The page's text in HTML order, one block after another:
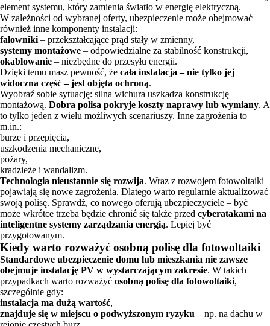
element systemu, który zamienia światło w energię elektryczną.
W zależności od wybranej oferty, ubezpieczenie może obejmować
również inne komponenty instalacji:
falowniki – przekształcające prąd stały w zmienny,
systemy montażowe – odpowiedzialne za stabilność konstrukcji,
okablowanie – niezbędne do przesyłu energii.
Dzięki temu masz pewność, że cała instalacja – nie tylko jej
widoczna część – jest objęta ochroną.
Wyobraź sobie sytuację: silna wichura uszkadza konstrukcję
montażową. Dobra polisa pokryje koszty naprawy lub wymiany. A
to tylko jeden z wielu możliwych scenariuszy. Inne zagrożenia to
m.in.:
burze i przepięcia,
uszkodzenia mechaniczne,
pożary,
kradzieże i wandalizm.
Technologia nieustannie się rozwija. Wraz z rozwojem fotowoltaiki
pojawiają się nowe zagrożenia. Dlatego warto regularnie aktualizować
swoją polisę. Sprawdź, co nowego oferują ubezpieczyciele – być
może wkrótce trzeba będzie chronić się także przed cyberatakami na
inteligentne systemy zarządzania energią. Lepiej być
przygotowanym.
Kiedy warto rozważyć osobną polisę dla fotowoltaiki
Standardowe ubezpieczenie domu lub mieszkania nie zawsze
obejmuje instalację PV w wystarczającym zakresie. W takich
przypadkach warto rozważyć osobną polisę dla fotowoltaiki,
szczególnie gdy:
instalacja ma dużą wartość,
znajduje się w miejscu o podwyższonym ryzyku – np. na dachu w